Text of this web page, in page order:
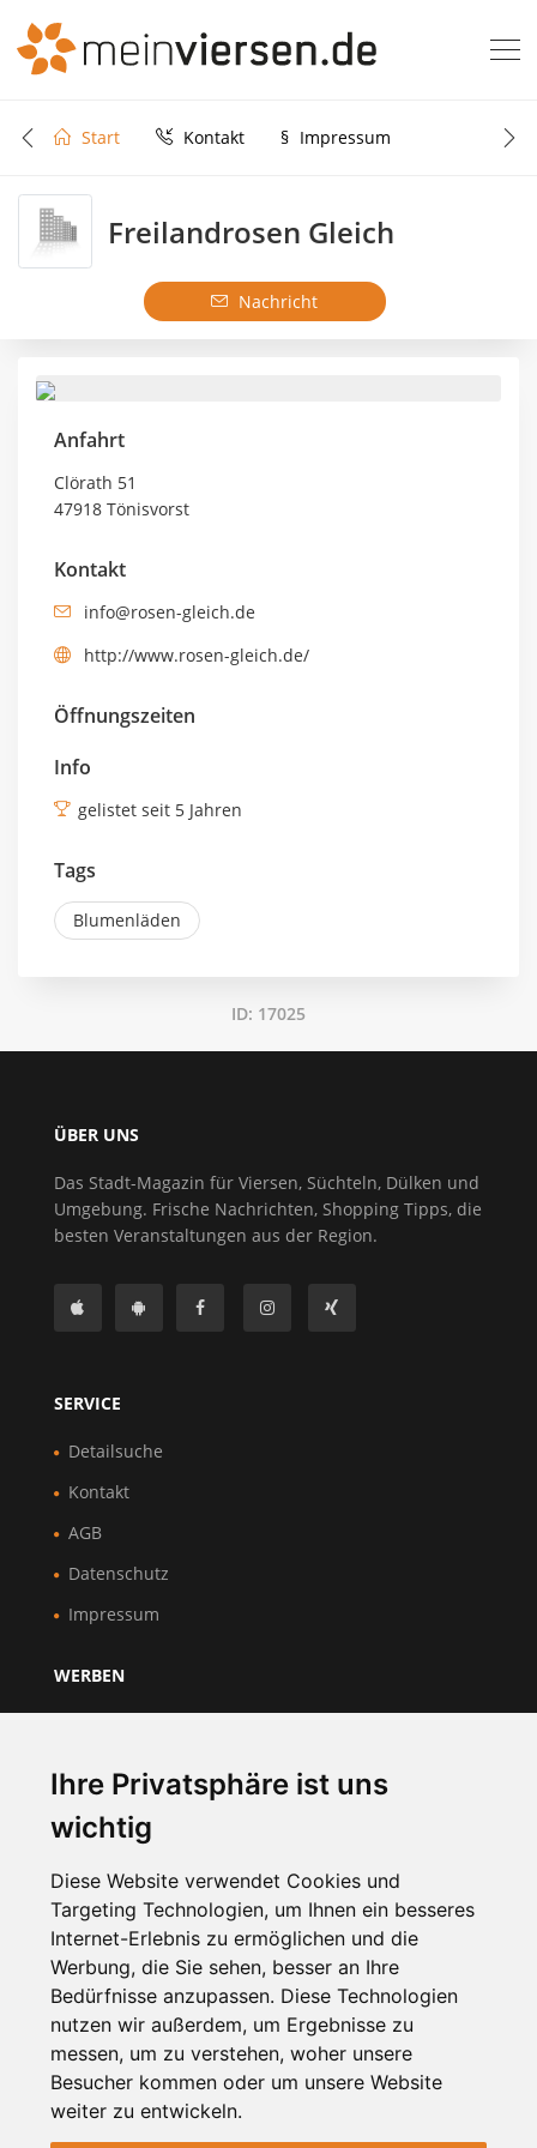
Ihre Privatsphäre ist uns
wichtig
Diese Website verwendet Cookies und
Targeting Technologien, um Ihnen ein besseres
Internet-Erlebnis zu ermöglichen und die
Werbung, die Sie sehen, besser an Ihre
Bedürfnisse anzupassen. Diese Technologien
nutzen wir außerdem, um Ergebnisse zu
messen, um zu verstehen, woher unsere
Besucher kommen oder um unsere Website
weiter zu entwickeln.
Freilandrosen Gleich
Start Kontakt § Impressum
Nachricht
Anfahrt
Clörath 51
47918 Tönisvorst
Kontakt
info@rosen-gleich.de
http://www.rosen-gleich.de/
Öffnungszeiten
Info
gelistet seit 5 Jahren
Tags
Blumenläden
ID: 17025
ÜBER UNS
Das Stadt-Magazin für Viersen, Süchteln, Dülken und
Umgebung. Frische Nachrichten, Shopping Tipps, die
besten Veranstaltungen aus der Region.
SERVICE
Detailsuche
Kontakt
AGB
Datenschutz
Impressum
WERBEN
Unternehmen registrieren
NEWSLETTER